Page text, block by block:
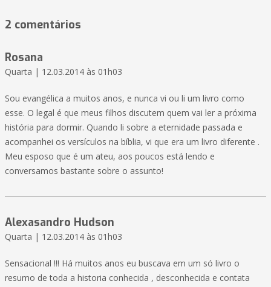
2 comentários
Rosana
Quarta | 12.03.2014 às 01h03
Sou evangélica a muitos anos, e nunca vi ou li um livro como
esse. O legal é que meus filhos discutem quem vai ler a próxima
história para dormir. Quando li sobre a eternidade passada e
acompanhei os versículos na bíblia, vi que era um livro diferente .
Meu esposo que é um ateu, aos poucos está lendo e
conversamos bastante sobre o assunto!
Alexasandro Hudson
Quarta | 12.03.2014 às 01h03
Sensacional !!! Há muitos anos eu buscava em um só livro o
resumo de toda a historia conhecida , desconhecida e contata